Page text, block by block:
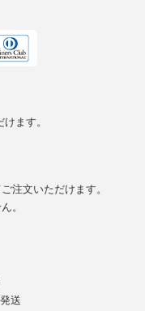
ます。
注文いただけます。
。
送